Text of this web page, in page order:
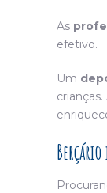
As
efetivo.
Um
crianças.